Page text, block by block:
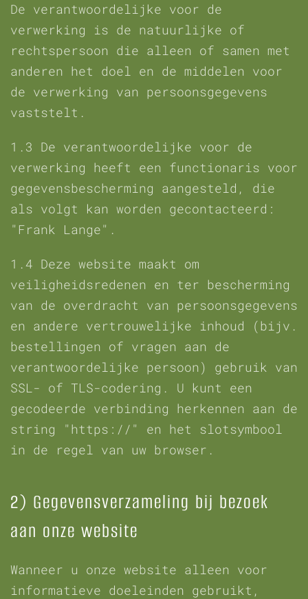
De verantwoordelijke voor de
verwerking is de natuurlijke of
rechtspersoon die alleen of samen met
anderen het doel en de middelen voor
de verwerking van persoonsgegevens
vaststelt.
1.3 De verantwoordelijke voor de
verwerking heeft een functionaris voor
gegevensbescherming aangesteld, die
als volgt kan worden gecontacteerd:
"Frank Lange".
1.4 Deze website maakt om
veiligheidsredenen en ter bescherming
van de overdracht van persoonsgegevens
en andere vertrouwelijke inhoud (bijv.
bestellingen of vragen aan de
verantwoordelijke persoon) gebruik van
SSL- of TLS-codering. U kunt een
gecodeerde verbinding herkennen aan de
string "https://" en het slotsymbool
in de regel van uw browser.
2) Gegevensverzameling bij bezoek
aan onze website
Wanneer u onze website alleen voor
informatieve doeleinden gebruikt,